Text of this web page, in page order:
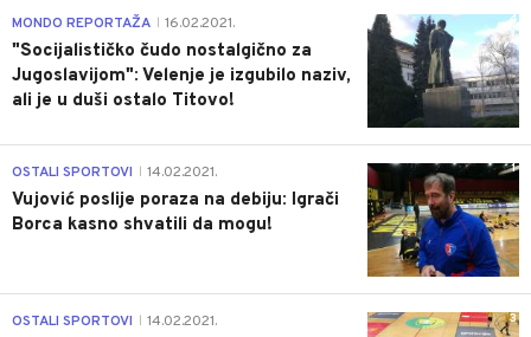
4
MONDO REPORTAŽA 16.02.2021.
"Socijalističko čudo nostalgično za
Jugoslavijom": Velenje je izgubilo naziv,
ali je u duši ostalo Titovo!
1
OSTALI SPORTOVI 14.02.2021.
Vujović poslije poraza na debiju: Igrači
Borca kasno shvatili da mogu!
3
OSTALI SPORTOVI 14.02.2021.